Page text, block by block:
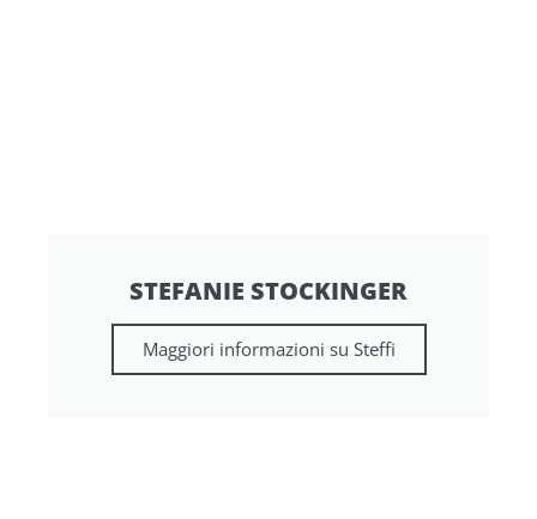
STEFANIE STOCKINGER
Maggiori informazioni su Steffi